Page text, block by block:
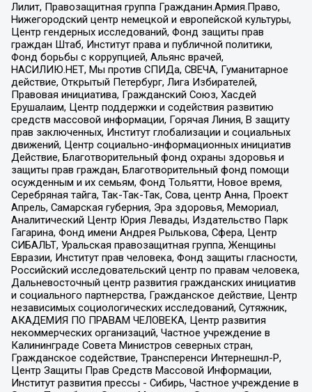
Лилит, Правозащитная группа Гражданин.Армия.Право,
Нижегородский центр немецкой и европейской культуры,
Центр гендерных исследований, Фонд защиты прав
граждан Штаб, Институт права и публичной политики,
Фонд борьбы с коррупцией, Альянс врачей,
НАСИЛИЮ.НЕТ, Мы против СПИДа, СВЕЧА, Гуманитарное
действие, Открытый Петербург, Лига Избирателей,
Правовая инициатива, Гражданский Союз, Хасдей
Ерушалаим, Центр поддержки и содействия развитию
средств массовой информации, Горячая Линия, В защиту
прав заключенных, Институт глобализации и социальных
движений, Центр социально-информационных инициатив
Действие, Благотворительный фонд охраны здоровья и
защиты прав граждан, Благотворительный фонд помощи
осужденным и их семьям, Фонд Тольятти, Новое время,
Серебряная тайга, Так-Так-Так, Сова, центр Анна, Проект
Апрель, Самарская губерния, Эра здоровья, Мемориал,
Аналитический Центр Юрия Левады, Издательство Парк
Гагарина, Фонд имени Андрея Рылькова, Сфера, Центр
СИБАЛЬТ, Уральская правозащитная группа, Женщины
Евразии, Институт прав человека, Фонд защиты гласности,
Российский исследовательский центр по правам человека,
Дальневосточный центр развития гражданских инициатив
и социального партнерства, Гражданское действие, Центр
независимых социологических исследований, Сутяжник,
АКАДЕМИЯ ПО ПРАВАМ ЧЕЛОВЕКА, Центр развития
некоммерческих организаций, Частное учреждение в
Калининграде Совета Министров северных стран,
Гражданское содействие, Трансперенси Интернешнл-Р,
Центр Защиты Прав Средств Массовой Информации,
Институт развития прессы - Сибирь, Частное учреждение в